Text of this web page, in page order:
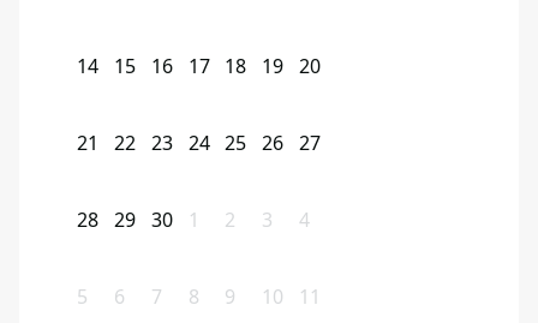
14 15 16 17 18 19 20
21 22 23 24 25 26 27
28 29 30 1 2 3 4
5 6 7 8 9 10 11